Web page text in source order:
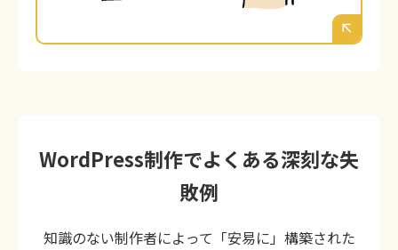
WordPress制作でよくある深刻な失
敗例
知識のない制作者によって「安易に」構築された